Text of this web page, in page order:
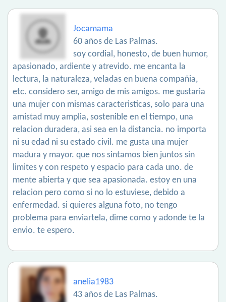
Jocamama
60 años de Las Palmas.
soy cordial, honesto, de buen humor,
apasionado, ardiente y atrevido. me encanta la
lectura, la naturaleza, veladas en buena compañia,
etc. considero ser, amigo de mis amigos. me gustaria
una mujer con mismas caracteristicas, solo para una
amistad muy amplia, sostenible en el tiempo, una
relacion duradera, asi sea en la distancia. no importa
ni su edad ni su estado civil. me gusta una mujer
madura y mayor. que nos sintamos bien juntos sin
limites y con respeto y espacio para cada uno. de
mente abierta y que sea apasionada. estoy en una
relacion pero como si no lo estuviese, debido a
enfermedad. si quieres alguna foto, no tengo
problema para enviartela, dime como y adonde te la
envio. te espero.
anelia1983
43 años de Las Palmas.